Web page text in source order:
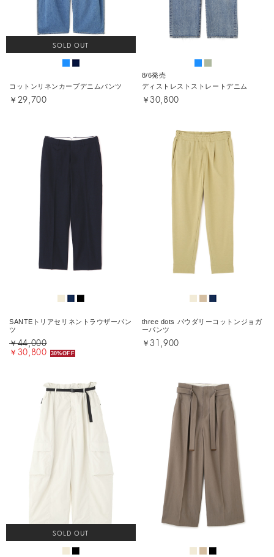
SOLD OUT
コットンリネンカーブデニムパンツ
￥29,700
8/6発売
ディストレストストレートデニム
￥30,800
SANTEトリアセリネントラウザーパン
ツ
￥44,000
￥30,800 30%OFF
three dots パウダリーコットンジョガ
ーパンツ
￥31,900
SOLD OUT